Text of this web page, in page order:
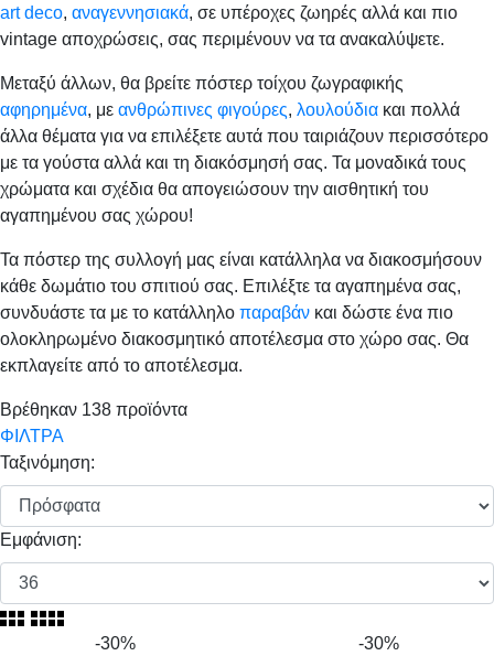
art deco, αναγεννησιακά, σε υπέροχες ζωηρές αλλά και πιο
vintage αποχρώσεις, σας περιμένουν να τα ανακαλύψετε.
Μεταξύ άλλων, θα βρείτε πόστερ τοίχου ζωγραφικής
αφηρημένα, με ανθρώπινες φιγούρες, λουλούδια και πολλά
άλλα θέματα για να επιλέξετε αυτά που ταιριάζουν περισσότερο
με τα γούστα αλλά και τη διακόσμησή σας. Τα μοναδικά τους
χρώματα και σχέδια θα απογειώσουν την αισθητική του
αγαπημένου σας χώρου!
Τα πόστερ της συλλογή μας είναι κατάλληλα να διακοσμήσουν
κάθε δωμάτιο του σπιτιού σας. Επιλέξτε τα αγαπημένα σας,
συνδυάστε τα με το κατάλληλο παραβάν και δώστε ένα πιο
ολοκληρωμένο διακοσμητικό αποτέλεσμα στο χώρο σας. Θα
εκπλαγείτε από το αποτέλεσμα.
Βρέθηκαν 138 προϊόντα
ΦΙΛΤΡΑ
Ταξινόμηση:
Εμφάνιση:
-30% -30%